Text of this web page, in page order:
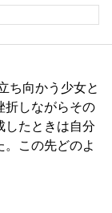
ち向かう少女と
折しながらその
したときは自分
。この先どのよ